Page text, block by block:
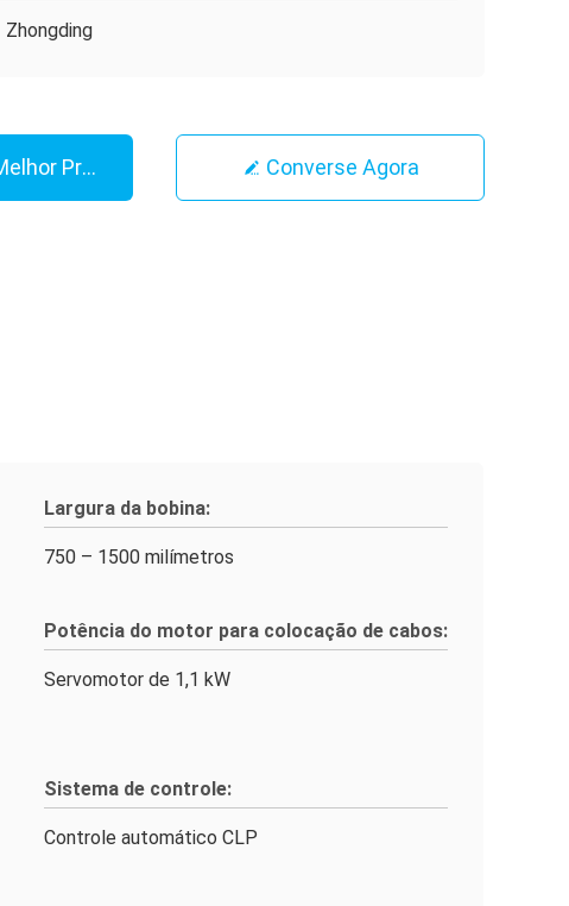
Zhongding
Preço Converse Agora
Largura da bobina:
750 – 1500 milímetros
Potência do motor para colocação de cabos:
Servomotor de 1,1 kW
Sistema de controle:
Controle automático CLP